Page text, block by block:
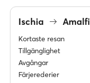
Ischia Amalfi
Kortaste resan
Tillgänglighet
Avgångar
Färjerederier